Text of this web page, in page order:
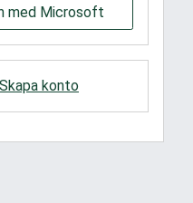
med Microsoft
Skapa konto